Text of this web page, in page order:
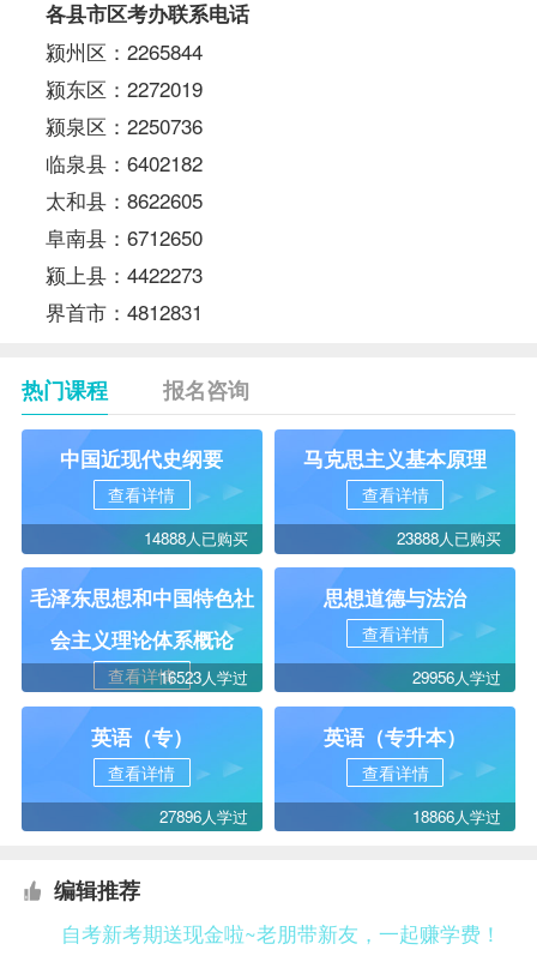
各县市区考办联系电话
颍州区：2265844
颍东区：2272019
颍泉区：2250736
临泉县：6402182
太和县：8622605
阜南县：6712650
颍上县：4422273
界首市：4812831
热门课程 报名咨询
中国近现代史纲要
查看详情
14888人已购买
马克思主义基本原理
查看详情
23888人已购买
毛泽东思想和中国特色社
会主义理论体系概论
查看详情16523人学过
思想道德与法治
查看详情
29956人学过
英语（专）
查看详情
27896人学过
英语（专升本）
查看详情
18866人学过
编辑推荐
自考新考期送现金啦~老朋带新友，一起赚学费！